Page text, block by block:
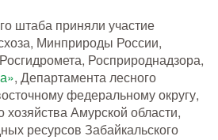
штаба приняли участие
Минприроды России,
Росприроднадзора,
, Департамента лесного
федеральному округу,
хозяйства Амурской области,
ресурсов Забайкальского